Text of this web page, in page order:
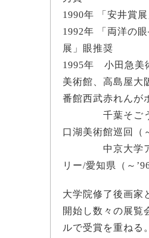
1990年 「安井賞
1992年 「両洋の
展」眼推奨
1995年 小田急美
美術館、高島屋大
番館西武赤れんが
千葉そごう
口湖美術館巡回（
中京大学ア
リー/愛知県（～’96
大学院修了後画家
開始し数々の展覧
ルで受賞を重ねる